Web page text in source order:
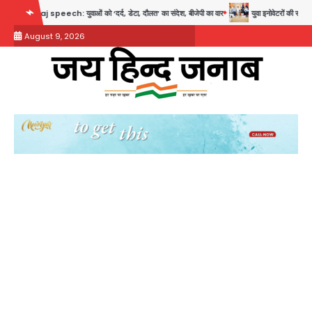
content
speech: युवाओं को ‘दर्द, डेटा, दौलत’ का संदेश, बीजेपी का वार युवा इनोवेटरों की सोच से हाईटेक
August 9, 2026